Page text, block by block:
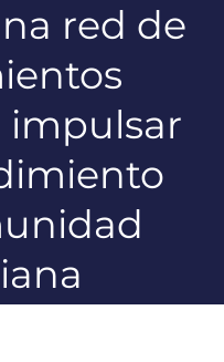
red de
impulsar